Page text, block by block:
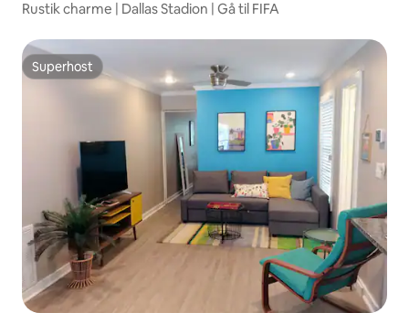
Rustik charme | Dallas Stadion | Gå til FIFA
Superhost
Superhost